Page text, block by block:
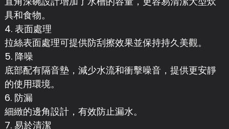
具和食物。
4. 表面處理
拉絲表面處理可提供防刮擦效果並保持持久美觀。
5. 降噪
底部配有隔音墊，減少水流和衝擊噪音，提供更安靜
的使用環境。
6. 防漏
細緻的邊角設計，有效防止漏水。
7. 易於清潔